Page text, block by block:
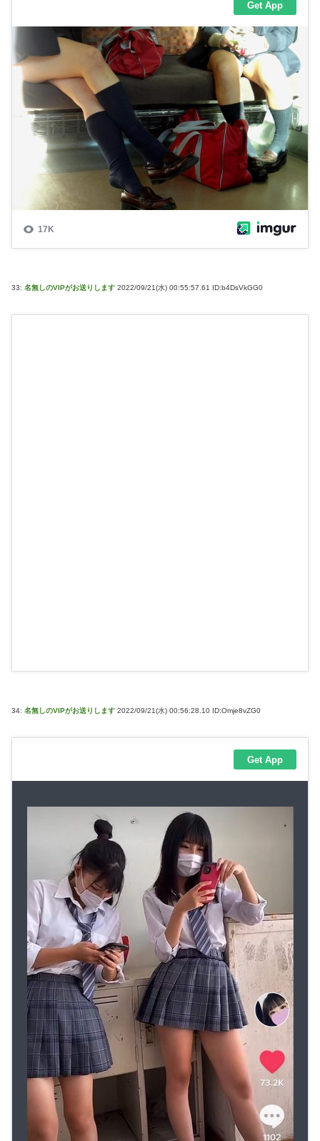
33: 名無しのVIPがお送りします 2022/09/21(水) 00:55:57.61 ID:b4DsVkGG0
34: 名無しのVIPがお送りします 2022/09/21(水) 00:56:28.10 ID:Omje8vZG0